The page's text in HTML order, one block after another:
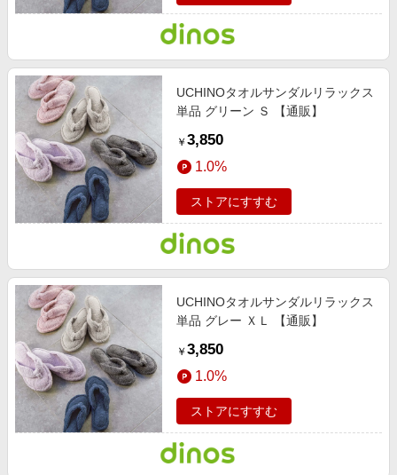
UCHINOタオルサンダルリラックス
単品 グリーン Ｓ 【通販】
￥ 3,850
1.0%
ストアにすすむ
UCHINOタオルサンダルリラックス
単品 グレー ＸＬ 【通販】
￥ 3,850
1.0%
ストアにすすむ